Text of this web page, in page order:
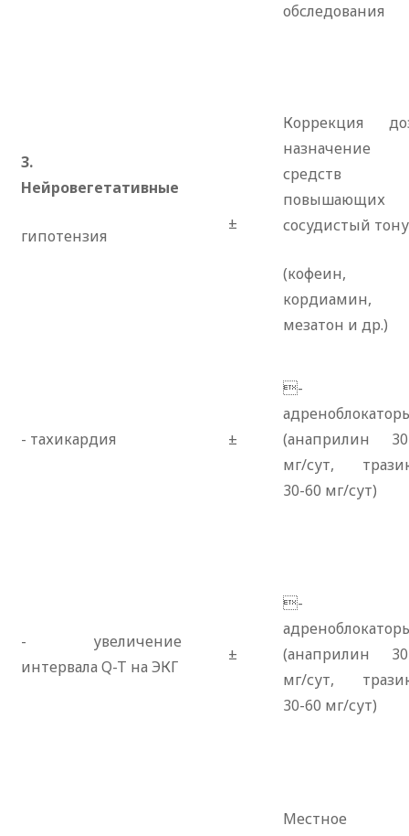
обследования
3.
Нейровегетативные
гипотензия
±
Коррекция
назначение
средств
повышающих
сосудистый
(кофеин,
кордиамин,
мезатон и др.)
- тахикардия ±
-
(анаприлин
мг/сут,
30-60 мг/сут)
- увеличение
интервала Q-T на ЭКГ
±
-
(анаприлин
мг/сут,
30-60 мг/сут)
Местное